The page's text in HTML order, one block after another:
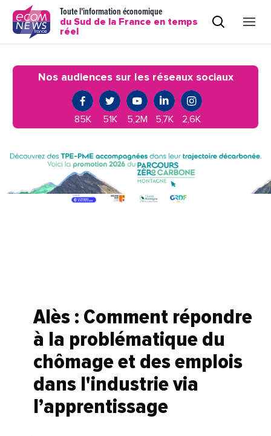
Toute l'information économique
du Sud de la France en temps
réel
Nos audiences sur les réseaux sociaux
85K 51K 5,2M 5,7K 2,6K
Alès : Comment répondre
à la problématique du
chômage et des emplois
dans l'industrie via
l’apprentissage